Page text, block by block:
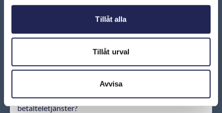
Tillåt alla
Tillåt urval
Avvisa
Jag har försökt ringa till ett företag på det nummer
som står på fakturan från min operatör, men jag
lyckas inte få kontakt med företaget. Vad ska jag
göra?
jag inte vet vad det är?
Kan man spärra sitt telefonnummer mot att använda
betalteletjänster?